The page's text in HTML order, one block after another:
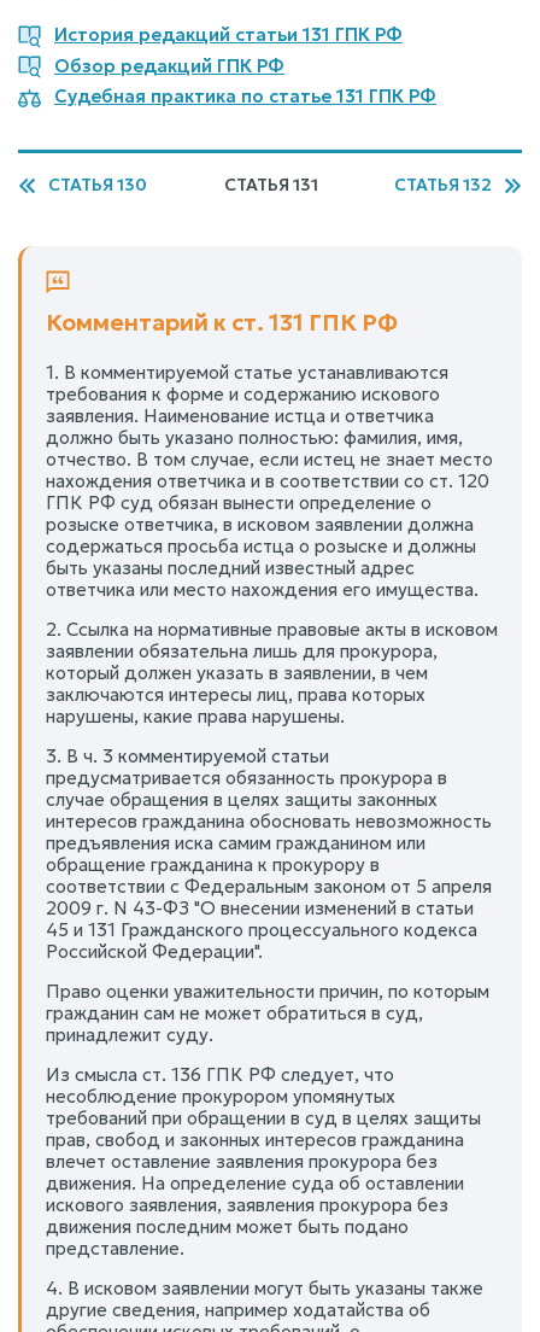
История редакций статьи 131 ГПК РФ
Обзор редакций ГПК РФ
Судебная практика по статье 131 ГПК РФ
СТАТЬЯ 130 СТАТЬЯ 131 СТАТЬЯ 132
Комментарий к ст. 131 ГПК РФ
1. В комментируемой статье устанавливаются
требования к форме и содержанию искового
заявления. Наименование истца и ответчика
должно быть указано полностью: фамилия, имя,
отчество. В том случае, если истец не знает место
нахождения ответчика и в соответствии со ст. 120
ГПК РФ суд обязан вынести определение о
розыске ответчика, в исковом заявлении должна
содержаться просьба истца о розыске и должны
быть указаны последний известный адрес
ответчика или место нахождения его имущества.
2. Ссылка на нормативные правовые акты в исковом
заявлении обязательна лишь для прокурора,
который должен указать в заявлении, в чем
заключаются интересы лиц, права которых
нарушены, какие права нарушены.
3. В ч. 3 комментируемой статьи
предусматривается обязанность прокурора в
случае обращения в целях защиты законных
интересов гражданина обосновать невозможность
предъявления иска самим гражданином или
обращение гражданина к прокурору в
соответствии с Федеральным законом от 5 апреля
2009 г. N 43-ФЗ "О внесении изменений в статьи
45 и 131 Гражданского процессуального кодекса
Российской Федерации".
Право оценки уважительности причин, по которым
гражданин сам не может обратиться в суд,
принадлежит суду.
Из смысла ст. 136 ГПК РФ следует, что
несоблюдение прокурором упомянутых
требований при обращении в суд в целях защиты
прав, свобод и законных интересов гражданина
влечет оставление заявления прокурора без
движения. На определение суда об оставлении
искового заявления, заявления прокурора без
движения последним может быть подано
представление.
4. В исковом заявлении могут быть указаны также
другие сведения, например ходатайства об